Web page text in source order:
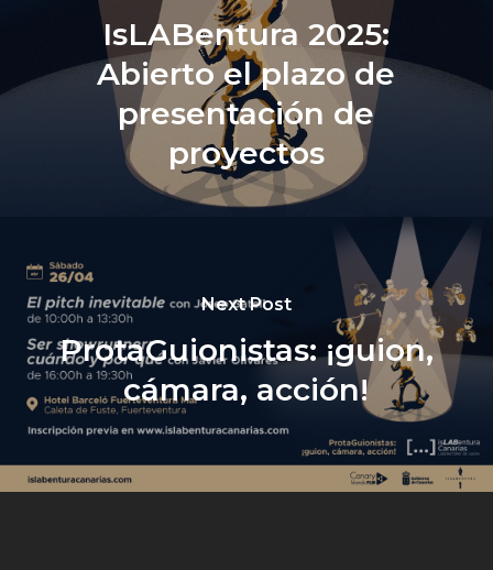
IsLABentura 2025:
Abierto el plazo de
presentación de
proyectos
Next Post
ProtaGuionistas: ¡guion,
cámara, acción!